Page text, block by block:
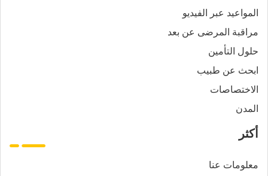
المواعيد عبر الفيديو
مراقبة المرضى عن بعد
حلول التأمين
ابحث عن طبيب
الاختصاصات
المدن
أكثر
معلومات عنا